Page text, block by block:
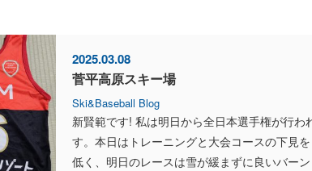
2025.03.08
菅平高原スキー場
Ski&Baseball Blog
新賢範です! 私は明日から全日本選手権が行わ
す。本日はトレーニングと大会コースの下見
低く、明日のレースは雪が緩まずに良いバー